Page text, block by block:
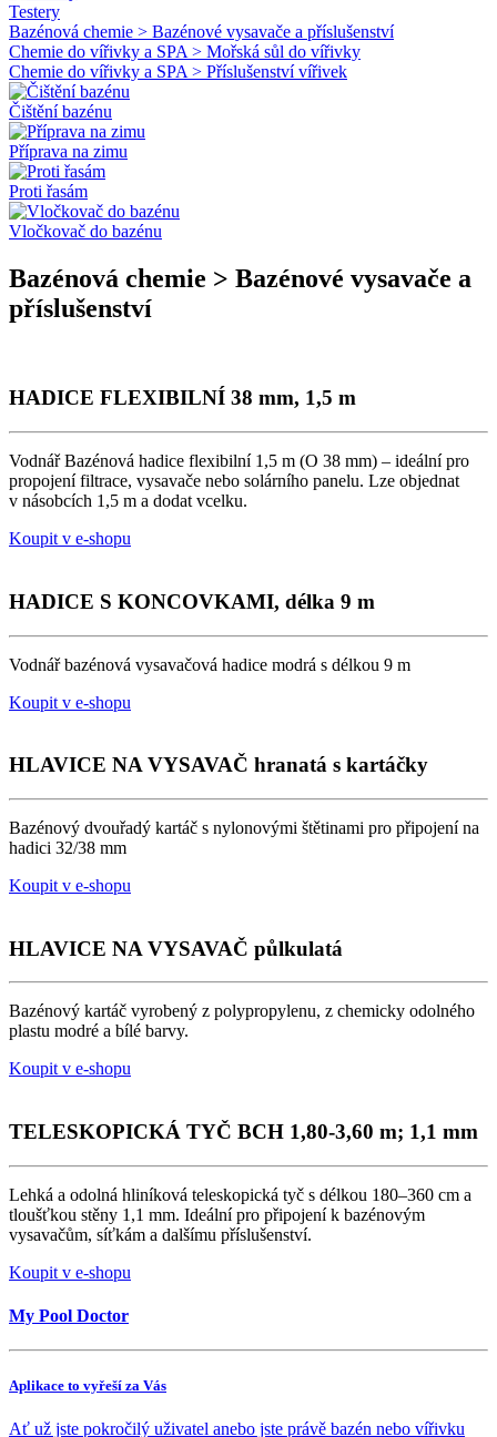
Testery
Bazénová chemie > Bazénové vysavače a příslušenství
Chemie do vířivky a SPA > Mořská sůl do vířivky
Chemie do vířivky a SPA > Příslušenství vířivek
Čištění bazénu
Příprava na zimu
Proti řasám
Vločkovač do bazénu
Bazénová chemie > Bazénové vysavače a
příslušenství
HADICE FLEXIBILNÍ 38 mm, 1,5 m
Vodnář Bazénová hadice flexibilní 1,5 m (O 38 mm) – ideální pro
propojení filtrace, vysavače nebo solárního panelu. Lze objednat
v násobcích 1,5 m a dodat vcelku.
Koupit v e-shopu
HADICE S KONCOVKAMI, délka 9 m
Vodnář bazénová vysavačová hadice modrá s délkou 9 m
Koupit v e-shopu
HLAVICE NA VYSAVAČ hranatá s kartáčky
Bazénový dvouřadý kartáč s nylonovými štětinami pro připojení na
hadici 32/38 mm
Koupit v e-shopu
HLAVICE NA VYSAVAČ půlkulatá
Bazénový kartáč vyrobený z polypropylenu, z chemicky odolného
plastu modré a bílé barvy.
Koupit v e-shopu
TELESKOPICKÁ TYČ BCH 1,80-3,60 m; 1,1 mm
Lehká a odolná hliníková teleskopická tyč s délkou 180–360 cm a
tloušťkou stěny 1,1 mm. Ideální pro připojení k bazénovým
vysavačům, síťkám a dalšímu příslušenství.
Koupit v e-shopu
My Pool Doctor
Aplikace to vyřeší za Vás
Ať už jste pokročilý uživatel anebo jste právě bazén nebo vířivku